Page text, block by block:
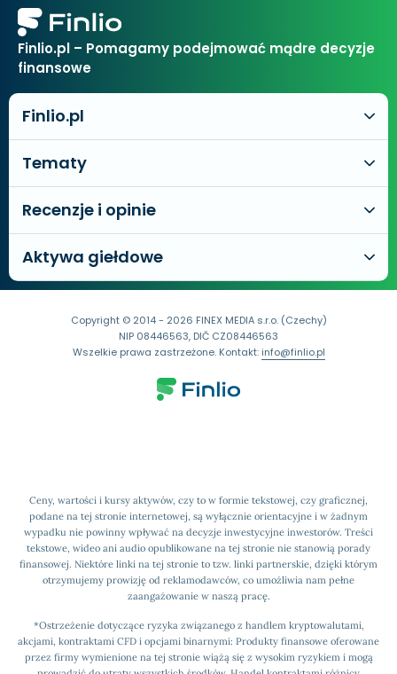
Finlio.pl – Pomagamy podejmować mądre decyzje
finansowe
Finlio.pl
Tematy
Recenzje i opinie
Aktywa giełdowe
Ceny, wartości i kursy aktywów, czy to w formie tekstowej, czy graficznej,
podane na tej stronie internetowej, są wyłącznie orientacyjne i w żadnym
wypadku nie powinny wpływać na decyzje inwestycyjne inwestorów. Treści
tekstowe, wideo ani audio opublikowane na tej stronie nie stanowią porady
finansowej. Niektóre linki na tej stronie to tzw. linki partnerskie, dzięki którym
otrzymujemy prowizję od reklamodawców, co umożliwia nam pełne
zaangażowanie w naszą pracę.
*Ostrzeżenie dotyczące ryzyka związanego z handlem kryptowalutami,
akcjami, kontraktami CFD i opcjami binarnymi: Produkty finansowe oferowane
przez firmy wymienione na tej stronie wiążą się z wysokim ryzykiem i mogą
Copyright © 2014 - 2026 FINEX MEDIA s.r.o. (Czechy)
NIP 08446563, DIČ CZ08446563
Wszelkie prawa zastrzeżone. Kontakt:info@finlio.pl